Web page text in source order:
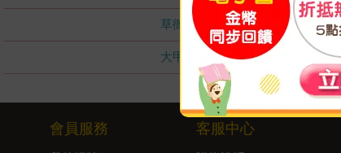
草衙店
大甲店
會員服務 客服中心